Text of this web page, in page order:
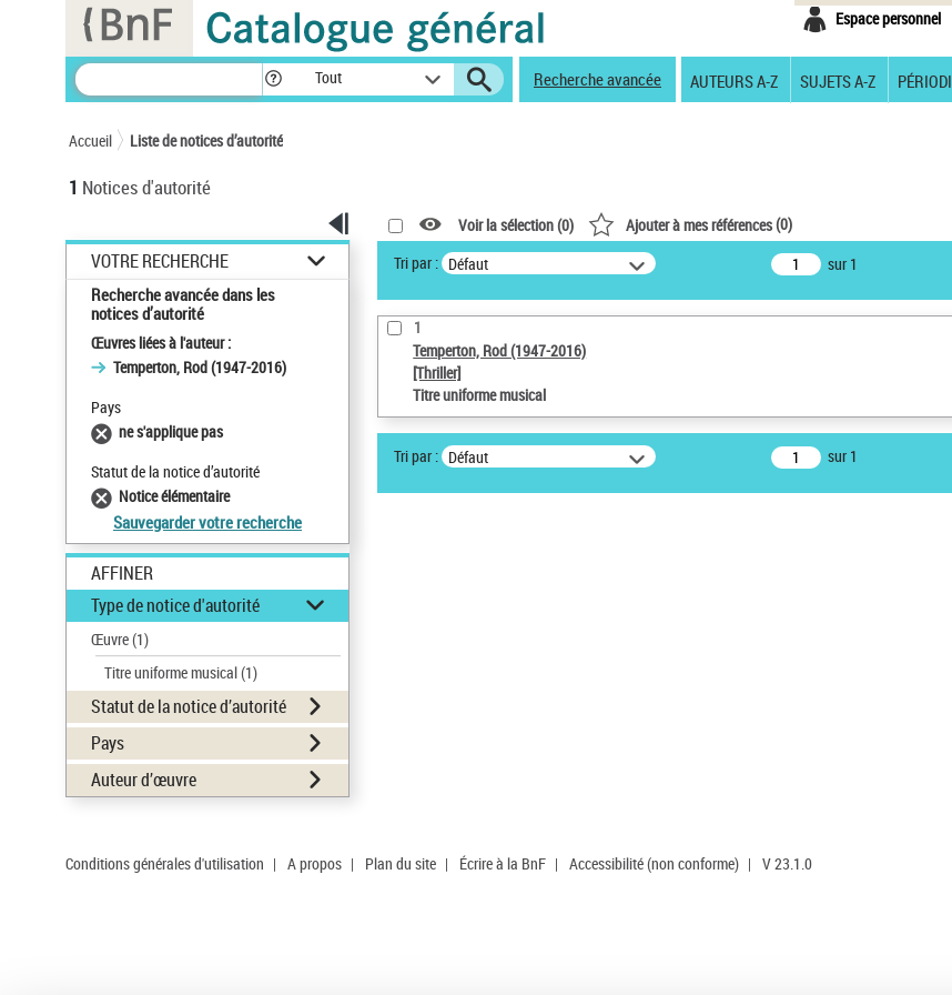
Espace personnel
Tout Recherche avancée AUTEURS A-Z SUJETS A-Z
Accueil Liste de notices d’autorité
1 Notices d'autorité
VOTRE RECHERCHE
Recherche avancée dans les
notices d’autorité
Œuvres liées à l'auteur :
Temperton, Rod (1947-2016)
Pays
ne s'applique pas
Statut de la notice d’autorité
Notice élémentaire
Sauvegarder votre recherche
AFFINER
Type de notice d'autorité
Œuvre(1)
Titre uniforme musical(1)
Statut de la notice d’autorité
Pays
Auteur d’œuvre
Voir la sélection (0) Ajouter à mes références(0)
Tri par : Défaut sur 1
1
Temperton, Rod (1947-2016)
[Thriller]
Titre uniforme musical
Tri par : Défaut sur 1
Conditions générales d'utilisation | A propos | Plan du site | Écrire à la BnF | Accessibilité (non conforme) | V 23.1.0
Panneau de gestion des cookies